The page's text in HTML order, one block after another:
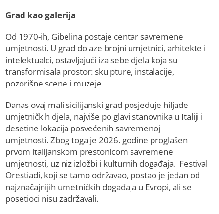
Grad kao galerija
Od 1970-ih, Gibelina postaje centar savremene
umjetnosti. U grad dolaze brojni umjetnici, arhitekte i
intelektualci, ostavljajući iza sebe djela koja su
transformisala prostor: skulpture, instalacije,
pozorišne scene i muzeje.
Danas ovaj mali sicilijanski grad posjeduje hiljade
umjetničkih djela, najviše po glavi stanovnika u Italiji i
desetine lokacija posvećenih savremenoj
umjetnosti. Zbog toga je 2026. godine proglašen
prvom italijanskom prestonicom savremene
umjetnosti, uz niz izložbi i kulturnih događaja. Festival
Orestiadi, koji se tamo održavao, postao je jedan od
najznačajnijih umetničkih događaja u Evropi, ali se
posetioci nisu zadržavali.